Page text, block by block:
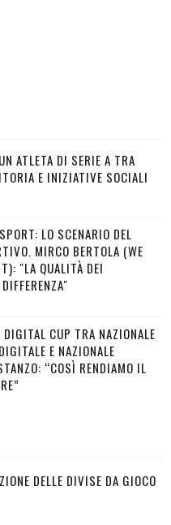
ATLETA DI SERIE A TRA
E INIZIATIVE SOCIALI
LO SCENARIO DEL
MIRCO BERTOLA (WE
"LA QUALITÀ DEI
DIGITAL CUP TRA NAZIONALE
E NAZIONALE
“COSÌ RENDIAMO IL
DELLE DIVISE DA GIOCO